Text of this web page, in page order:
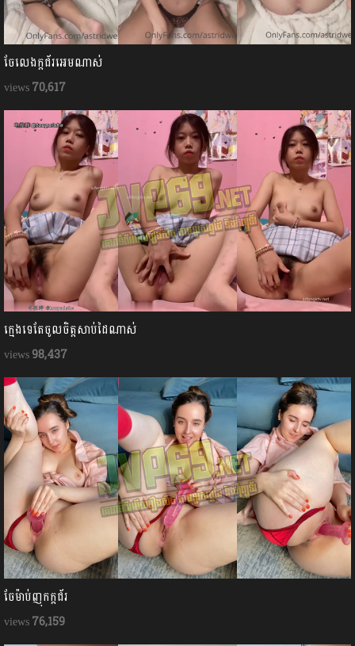
ចែលេងក្ដជ័រអេមណាស់
70,617
ក្មេងទេតែចូលចិត្តសាប់ដៃណាស់
98,437
ចែម៉ាប់ញុកក្ដជ័រ
76,159